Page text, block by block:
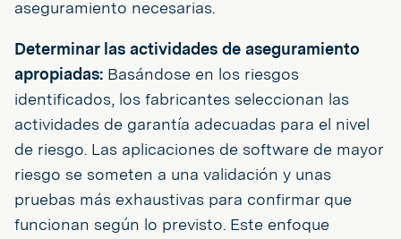
aseguramiento necesarias.
Determinar las actividades de aseguramiento
apropiadas: Basándose en los riesgos
identificados, los fabricantes seleccionan las
actividades de garantía adecuadas para el nivel
de riesgo. Las aplicaciones de software de mayor
riesgo se someten a una validación y unas
pruebas más exhaustivas para confirmar que
funcionan según lo previsto. Este enfoque